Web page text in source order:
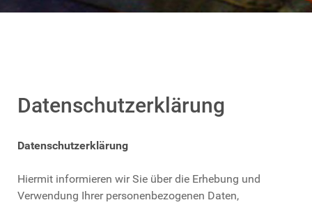
Datenschutzerklärung
Datenschutzerklärung
Hiermit informieren wir Sie über die Erhebung und
Verwendung Ihrer personenbezogenen Daten,